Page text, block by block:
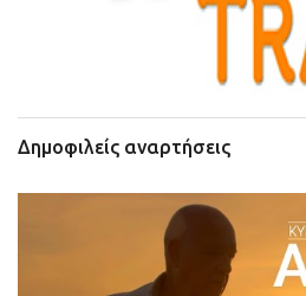
Δημοφιλείς αναρτήσεις